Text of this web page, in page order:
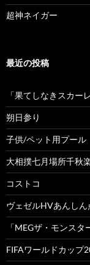
超神ネイガー
最近の投稿
「果てしなきスカー
朔日参り
子供/ペット用プール
大相撲七月場所千秋
コストコ
ヴェゼルHVあんしん
「MEGザ・モンスタ
FIFAワールドカップ